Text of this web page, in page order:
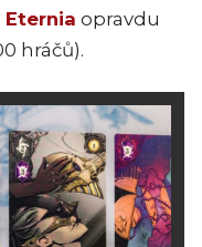
Eternia opravdu
hráčů).